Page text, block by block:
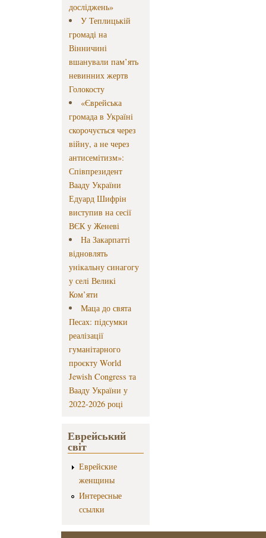
досліджень»
У Теплицькій
громаді на
Вінничині
вшанували пам’ять
невинних жертв
Голокосту
«Єврейська
громада в Україні
скорочується через
війну, а не через
антисемітизм»:
Співпрезидент
Вааду України
Едуард Шифрін
виступив на сесії
ВЄК у Женеві
На Закарпатті
відновлять
унікальну синагогу
у селі Великі
Ком’яти
Маца до свята
Песах: підсумки
реалізації
гуманітарного
проєкту World
Jewish Congress та
Вааду України у
2022-2026 році
Еврейський
світ
Еврейские
женщины
Интересные
ссылки